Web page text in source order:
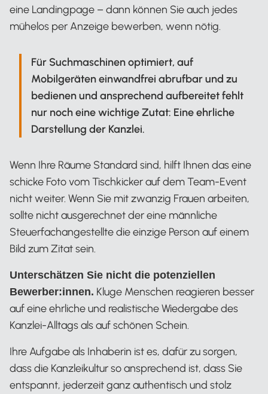
eine Landingpage – dann können Sie auch jedes
mühelos per Anzeige bewerben, wenn nötig.
Für Suchmaschinen optimiert, auf
Mobilgeräten einwandfrei abrufbar und zu
bedienen und ansprechend aufbereitet fehlt
nur noch eine wichtige Zutat: Eine ehrliche
Darstellung der Kanzlei.
Wenn Ihre Räume Standard sind, hilft Ihnen das eine
schicke Foto vom Tischkicker auf dem Team-Event
nicht weiter. Wenn Sie mit zwanzig Frauen arbeiten,
sollte nicht ausgerechnet der eine männliche
Steuerfachangestellte die einzige Person auf einem
Bild zum Zitat sein.
Unterschätzen Sie nicht die potenziellen
Bewerber:innen. Kluge Menschen reagieren besser
auf eine ehrliche und realistische Wiedergabe des
Kanzlei-Alltags als auf schönen Schein.
Ihre Aufgabe als Inhaberin ist es, dafür zu sorgen,
dass die Kanzleikultur so ansprechend ist, dass Sie
entspannt, jederzeit ganz authentisch und stolz